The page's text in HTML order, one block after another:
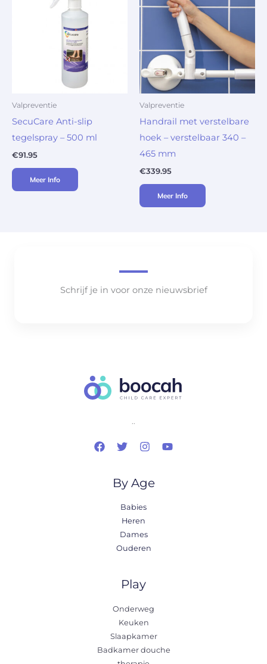
Valpreventie
SecuCare Anti-slip
tegelspray – 500 ml
€91.95
Meer Info
Valpreventie
Handrail met verstelbare
hoek – verstelbaar 340 –
465 mm
€339.95
Meer Info
Schrijf je in voor onze nieuwsbrief
..
By Age
Babies
Heren
Dames
Ouderen
Play
Onderweg
Keuken
Slaapkamer
Badkamer douche